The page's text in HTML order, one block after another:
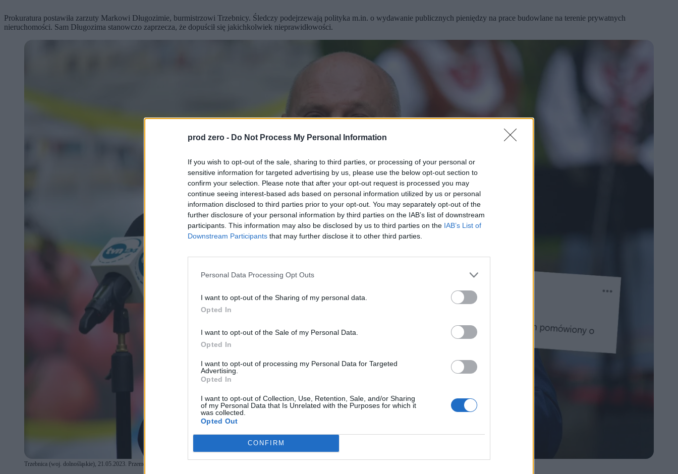
prod zero - Do Not Process My Personal Information
If you wish to opt-out of the sale, sharing to third parties, or processing of your personal or
sensitive information for targeted advertising by us, please use the below opt-out section to
confirm your selection. Please note that after your opt-out request is processed you may
continue seeing interest-based ads based on personal information utilized by us or personal
information disclosed to third parties prior to your opt-out. You may separately opt-out of the
further disclosure of your personal information by third parties on the IAB’s list of downstream
participants. This information may also be disclosed by us to third parties on the IAB’s List of
Downstream Participants that may further disclose it to other third parties.
Personal Data Processing Opt Outs
I want to opt-out of the Sharing of my personal data.
Opted In
I want to opt-out of the Sale of my Personal Data.
Opted In
I want to opt-out of processing my Personal Data for Targeted
Advertising.
Opted In
I want to opt-out of Collection, Use, Retention, Sale, and/or Sharing
of my Personal Data that Is Unrelated with the Purposes for which it
was collected.
Opted Out
CONFIRM
Prokuratura postawiła zarzuty Markowi Długozimie, burmistrzowi Trzebnicy. Śledczy podejrzewają polityka m.in. o wydawanie publicznych pieniędzy na prace budowlane na terenie prywatnych
nieruchomości. Sam Długozima stanowczo zaprzecza, że dopuścił się jakichkolwiek nieprawidłowości.
Trzebnica (woj. dolnośląskie), 21.05.2023. Przemówienie burmistrza Marka Długozimy. (fot. Sebastian Borowski / PAP)